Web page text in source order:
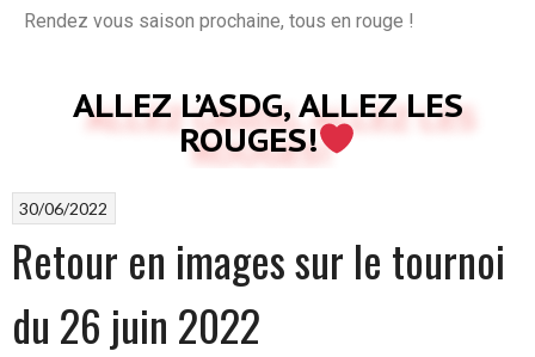
Rendez vous saison prochaine, tous en rouge !
ALLEZ L’ASDG, ALLEZ LES
ROUGES!
30/06/2022
Retour en images sur le tournoi
du 26 juin 2022